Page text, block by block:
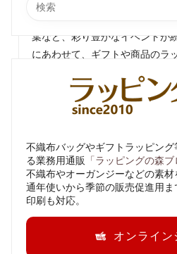
秋は、季節の行事が盛りだくさ
葉など、彩り豊かなイベントが
にあわせて、ギフトや商品のラ
ものを選べば、お客さまの印象
に。この記事では、秋…
不織布バッグやギフトラッピン
る業務用通販
「ラッピングの森ブ
不織布やオーガンジーなどの素材
通年使いから季節の販売促進用
印刷も対応。
オンライン